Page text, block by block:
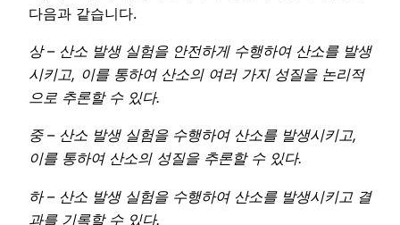
다음과 같습니다.
상 – 산소 발생 실험을 안전하게 수행하여 산소를 발생
시키고, 이를 통하여 산소의 여러 가지 성질을 논리적
으로 추론할 수 있다.
중 – 산소 발생 실험을 수행하여 산소를 발생시키고,
이를 통하여 산소의 성질을 추론할 수 있다.
하 – 산소 발생 실험을 수행하여 산소를 발생시키고 결
과를 기록할 수 있다.